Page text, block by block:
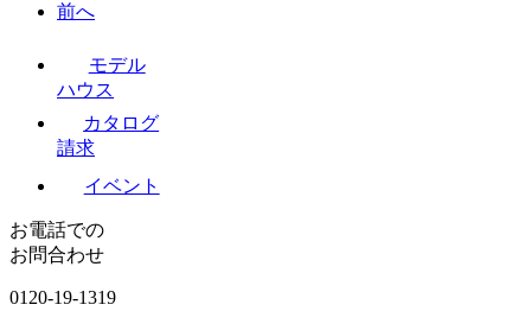
前へ
モデル
ハウス
カタログ
請求
イベント
お電話での
お問合わせ
0120-19-1319